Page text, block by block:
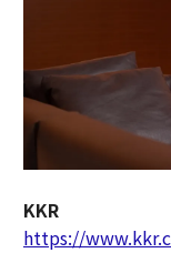
KKR
https://